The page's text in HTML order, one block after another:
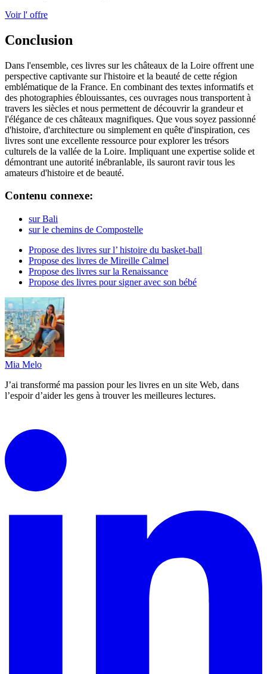
Voir l' offre
Conclusion
Dans l'ensemble, ces livres sur les châteaux de la Loire offrent une
perspective captivante sur l'histoire et la beauté de cette région
emblématique de la France. En combinant des textes informatifs et
des photographies éblouissantes, ces ouvrages nous transportent à
travers les siècles et nous permettent de découvrir la grandeur et
l'élégance de ces châteaux magnifiques. Que vous soyez passionné
d'histoire, d'architecture ou simplement en quête d'inspiration, ces
livres sont une excellente ressource pour explorer les trésors
culturels de la vallée de la Loire. Impliquant une expertise solide et
démontrant une autorité inébranlable, ils sauront ravir tous les
amateurs d'histoire et de beauté.
Contenu connexe:
sur Bali
sur le chemins de Compostelle
Propose des livres sur l’ histoire du basket-ball
Propose des livres de Mireille Calmel
Propose des livres sur la Renaissance
Propose des livres pour signer avec son bébé
Mia Melo
J’ai transformé ma passion pour les livres en un site Web, dans
l’espoir d’aider les gens à trouver les meilleures lectures.